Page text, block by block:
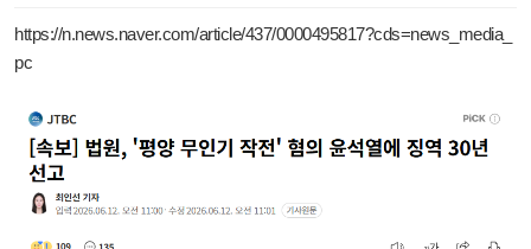
https://n.news.naver.com/article/437/0000495817?cds=news_media_
pc